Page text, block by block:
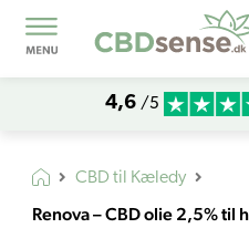
4,6 /5
CBD til Kæledy
Renova – CBD olie 2,5% til